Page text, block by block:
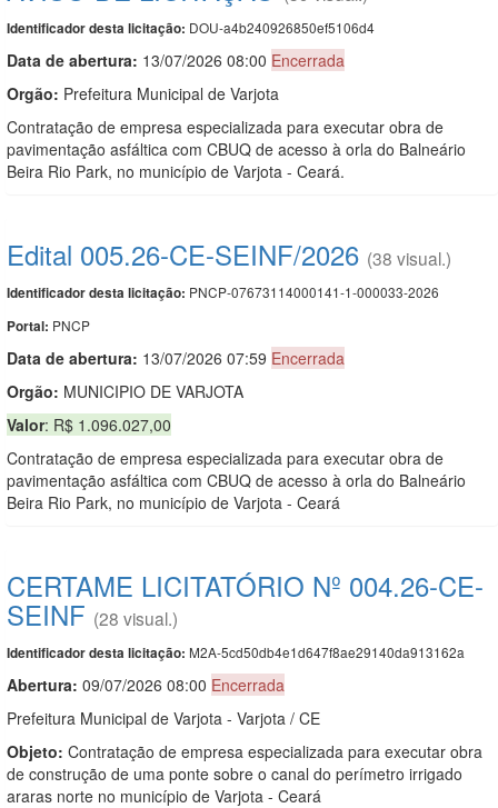
Identificador desta licitação: DOU-a4b240926850ef5106d4
Data de abertura: 13/07/2026 08:00 Encerrada
Orgão: Prefeitura Municipal de Varjota
Contratação de empresa especializada para executar obra de
pavimentação asfáltica com CBUQ de acesso à orla do Balneário
Beira Rio Park, no município de Varjota - Ceará.
Edital 005.26-CE-SEINF/2026 (38 visual.)
Identificador desta licitação: PNCP-07673114000141-1-000033-2026
Portal: PNCP
Data de abertura: 13/07/2026 07:59 Encerrada
Orgão: MUNICIPIO DE VARJOTA
Valor: R$ 1.096.027,00
Contratação de empresa especializada para executar obra de
pavimentação asfáltica com CBUQ de acesso à orla do Balneário
Beira Rio Park, no município de Varjota - Ceará
CERTAME LICITATÓRIO Nº 004.26-CE-
SEINF (28 visual.)
Identificador desta licitação: M2A-5cd50db4e1d647f8ae29140da913162a
Abertura: 09/07/2026 08:00 Encerrada
Prefeitura Municipal de Varjota - Varjota / CE
Objeto: Contratação de empresa especializada para executar obra
de construção de uma ponte sobre o canal do perímetro irrigado
araras norte no município de Varjota - Ceará